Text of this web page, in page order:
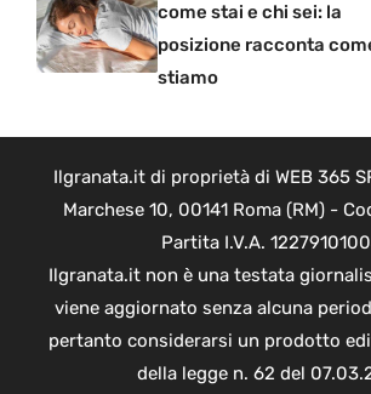
come stai e chi sei: la
posizione racconta
stiamo
Ilgranata.it di proprietà di WEB 365
Marchese 10, 00141 Roma (RM) -
Partita I.V.A.
Ilgranata.it non è una testata
viene aggiornato senza alcuna
pertanto considerarsi un prodotto
della legge n. 62 del